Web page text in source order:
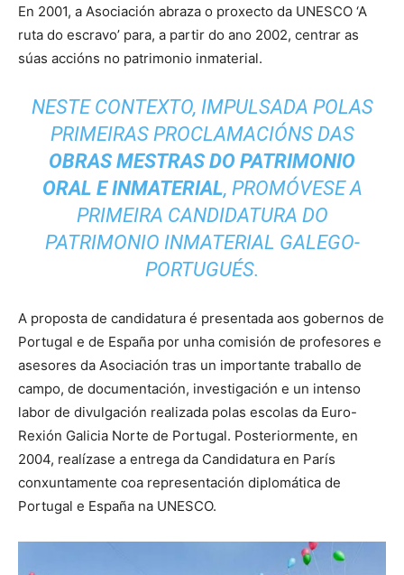
En 2001, a Asociación abraza o proxecto da UNESCO ‘A
ruta do escravo’ para, a partir do ano 2002, centrar as
súas accións no patrimonio inmaterial.
NESTE CONTEXTO, IMPULSADA POLAS
PRIMEIRAS PROCLAMACIÓNS DAS
OBRAS MESTRAS DO PATRIMONIO
ORAL E INMATERIAL, PROMÓVESE A
PRIMEIRA CANDIDATURA DO
PATRIMONIO INMATERIAL GALEGO-
PORTUGUÉS.
A proposta de candidatura é presentada aos gobernos de
Portugal e de España por unha comisión de profesores e
asesores da Asociación tras un importante traballo de
campo, de documentación, investigación e un intenso
labor de divulgación realizada polas escolas da Euro-
Rexión Galicia Norte de Portugal. Posteriormente, en
2004, realízase a entrega da Candidatura en París
conxuntamente coa representación diplomática de
Portugal e España na UNESCO.